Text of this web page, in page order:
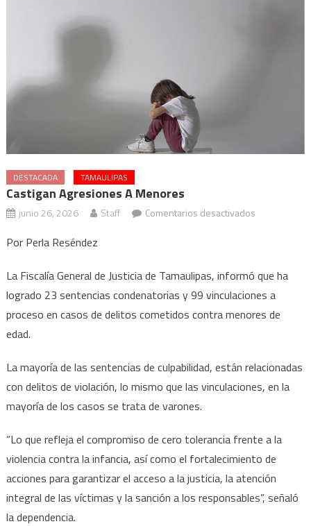
DESTACADA TAMAULIPAS
Castigan Agresiones A Menores
junio 26, 2026 Staff Comentarios desactivadosen
menores
Por Perla Reséndez
La Fiscalía General de Justicia de Tamaulipas, informó que ha
logrado 23 sentencias condenatorias y 99 vinculaciones a
proceso en casos de delitos cometidos contra menores de
edad.
La mayoría de las sentencias de culpabilidad, están relacionadas
con delitos de violación, lo mismo que las vinculaciones, en la
mayoría de los casos se trata de varones.
“Lo que refleja el compromiso de cero tolerancia frente a la
violencia contra la infancia, así como el fortalecimiento de
acciones para garantizar el acceso a la justicia, la atención
integral de las víctimas y la sanción a los responsables”, señaló
la dependencia.